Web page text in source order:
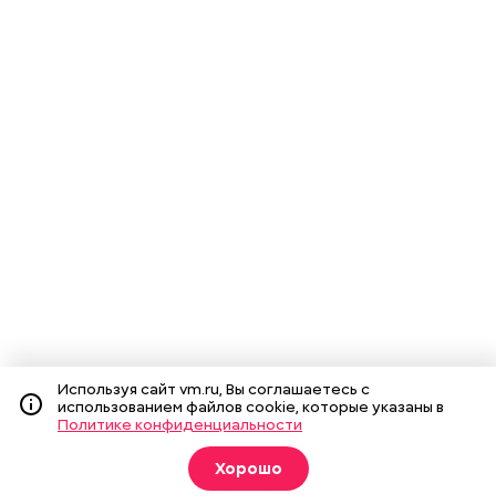
Используя сайт vm.ru, Вы соглашаетесь с
использованием файлов cookie, которые указаны в
Политике конфиденциальности
Хорошо